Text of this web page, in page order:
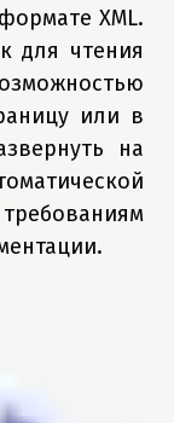
XML.
для чтения
или в
на
требованиям